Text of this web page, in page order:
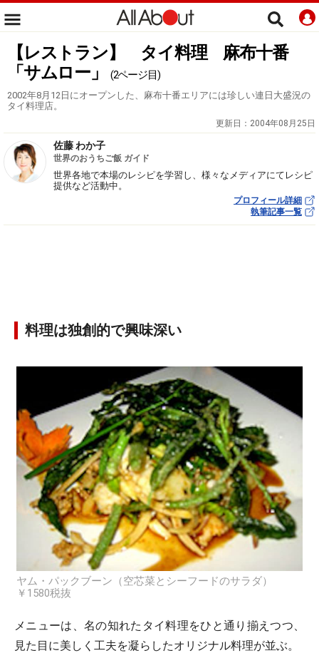
【レストラン】 タイ料理 麻布十番
「サムロー」
(2ページ目)
2002年8月12日にオープンした、麻布十番エリアには珍しい連日大盛況の
タイ料理店。
更新日： 2004年08月25日
佐藤 わか子
世界のおうちご飯 ガイド
世界各地で本場のレシピを学習し、様々なメディアにてレシピ
提供など活動中。
プロフィール詳細
執筆記事一覧
料理は独創的で興味深い
ヤム・パックブーン（空芯菜とシーフードのサラダ）
￥1580税抜
メニューは、名の知れたタイ料理をひと通り揃えつつ、
見た目に美しく工夫を凝らしたオリジナル料理が並ぶ。